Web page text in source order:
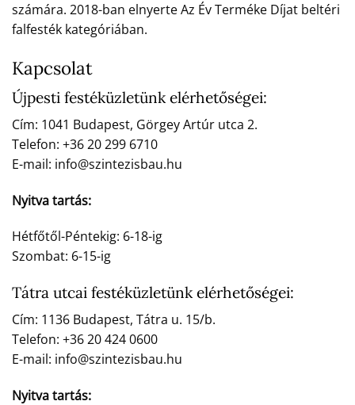
számára. 2018-ban elnyerte Az Év Terméke Díjat beltéri
falfesték kategóriában.
Kapcsolat
Újpesti festéküzletünk elérhetőségei:
Cím: 1041 Budapest, Görgey Artúr utca 2.
Telefon: +36 20 299 6710
E-mail: info@szintezisbau.hu
Nyitva tartás:
Hétfőtől-Péntekig: 6-18-ig
Szombat: 6-15-ig
Tátra utcai festéküzletünk elérhetőségei:
Cím: 1136 Budapest, Tátra u. 15/b.
Telefon: +36 20 424 0600
E-mail: info@szintezisbau.hu
Nyitva tartás: